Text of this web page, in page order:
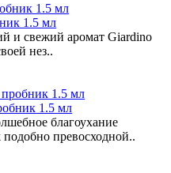
1.5 мл
и свежий аромат Giardino
нез..
1.5 мл
благоухание
превосходной..